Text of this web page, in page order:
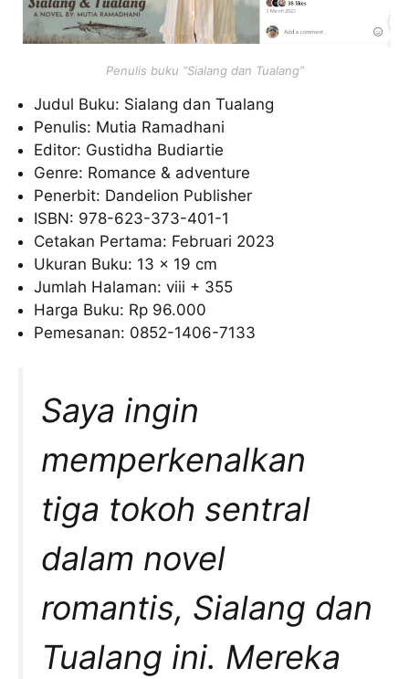
Penulis buku “Sialang dan Tualang”
Judul Buku: Sialang dan Tualang
Penulis: Mutia Ramadhani
Editor: Gustidha Budiartie
Genre: Romance & adventure
Penerbit: Dandelion Publisher
ISBN: 978-623-373-401-1
Cetakan Pertama: Februari 2023
Ukuran Buku: 13 x 19 cm
Jumlah Halaman: viii + 355
Harga Buku: Rp 96.000
Pemesanan: 0852-1406-7133
Saya ingin
memperkenalkan
tiga tokoh sentral
dalam novel
romantis, Sialang dan
Tualang ini. Mereka